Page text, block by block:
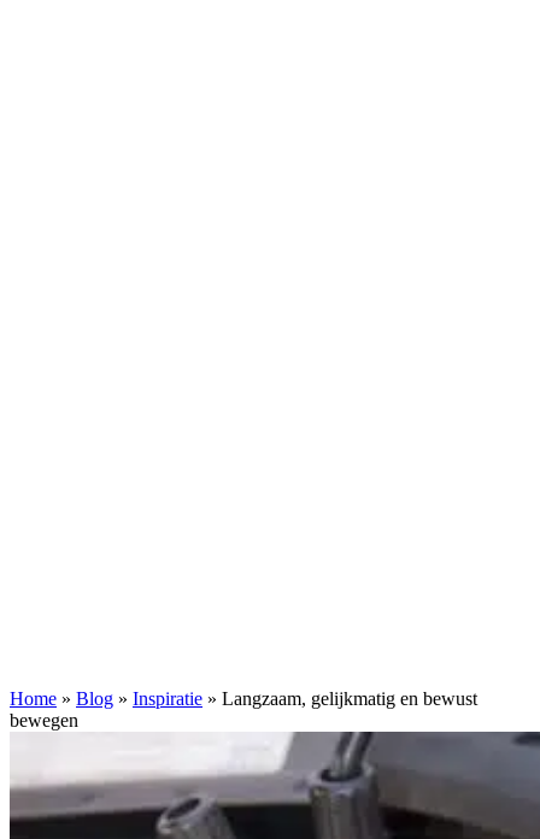
Home » Blog » Inspiratie » Langzaam, gelijkmatig en bewust
bewegen